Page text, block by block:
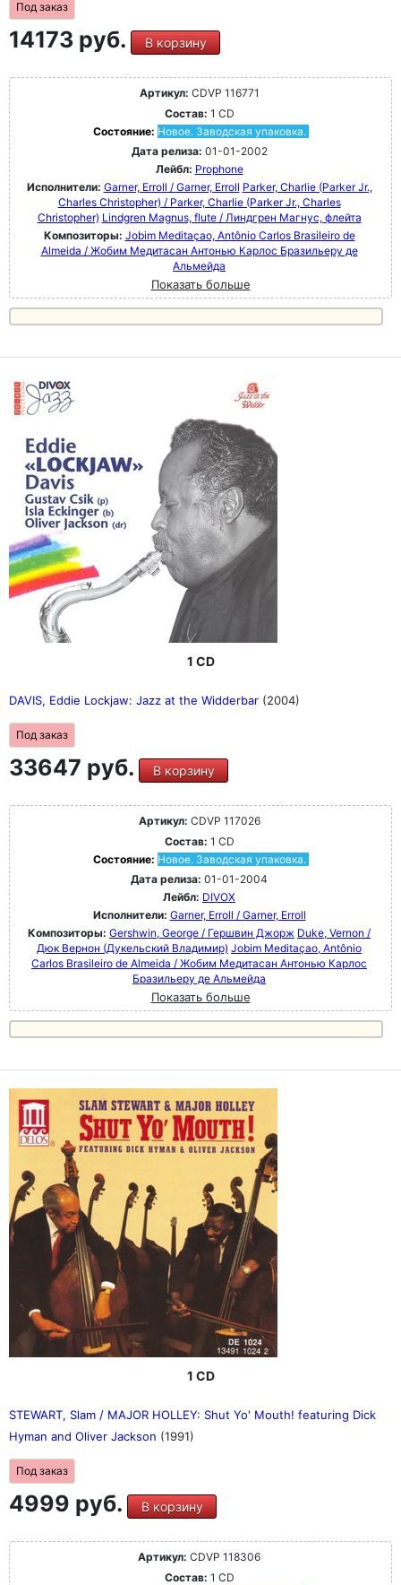
Под заказ
14173 руб. В корзину
Артикул: CDVP 116771
Состав: 1 CD
Состояние: Новое. Заводская упаковка.
Дата релиза: 01-01-2002
Лейбл: Prophone
Исполнители: Garner, Erroll / Garner, Erroll Parker, Charlie (Parker Jr.,
Charles Christopher) / Parker, Charlie (Parker Jr., Charles
Christopher) Lindgren Magnus, flute / Линдгрен Магнус, флейта
Композиторы: Jobim Meditaçao, Antônio Carlos Brasileiro de
Almeida / Жобим Медитасан Антонью Карлос Бразильеру де
Альмейда
Показать больше
1 CD
DAVIS, Eddie Lockjaw: Jazz at the Widderbar (2004)
Под заказ
33647 руб. В корзину
Артикул: CDVP 117026
Состав: 1 CD
Состояние: Новое. Заводская упаковка.
Дата релиза: 01-01-2004
Лейбл: DIVOX
Исполнители: Garner, Erroll / Garner, Erroll
Композиторы: Gershwin, George / Гершвин Джорж Duke, Vernon /
Дюк Вернон (Дукельский Владимир) Jobim Meditaçao, Antônio
Carlos Brasileiro de Almeida / Жобим Медитасан Антонью Карлос
Бразильеру де Альмейда
Показать больше
1 CD
STEWART, Slam / MAJOR HOLLEY: Shut Yo' Mouth! featuring Dick
Hyman and Oliver Jackson (1991)
Под заказ
4999 руб. В корзину
Артикул: CDVP 118306
Состав: 1 CD